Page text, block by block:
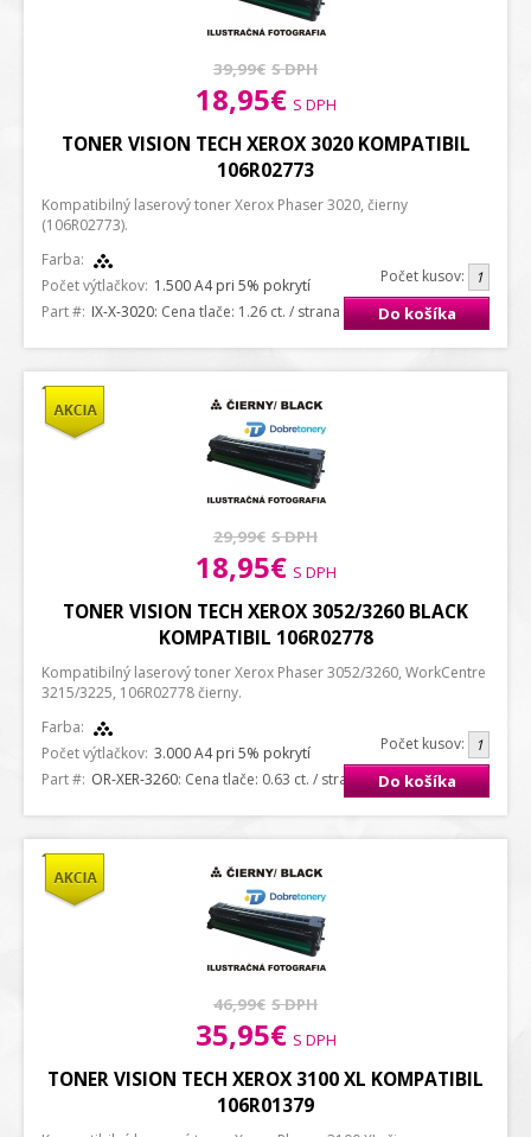
39,99€ S DPH
18,95€ S DPH
Počet kusov:
Do košíka
TONER VISION TECH XEROX 3020 KOMPATIBIL
106R02773
Kompatibilný laserový toner Xerox Phaser 3020, čierny
(106R02773).
Farba:
Počet výtlačkov: 1.500 A4 pri 5% pokrytí
Part #: IX-X-3020: Cena tlače: 1.26 ct. / strana A4
29,99€ S DPH
18,95€ S DPH
Počet kusov:
Do košíka
TONER VISION TECH XEROX 3052/3260 BLACK
KOMPATIBIL 106R02778
Kompatibilný laserový toner Xerox Phaser 3052/3260, WorkCentre
3215/3225, 106R02778 čierny.
Farba:
Počet výtlačkov: 3.000 A4 pri 5% pokrytí
Part #: OR-XER-3260: Cena tlače: 0.63 ct. / strana A4
46,99€ S DPH
35,95€ S DPH
TONER VISION TECH XEROX 3100 XL KOMPATIBIL
106R01379